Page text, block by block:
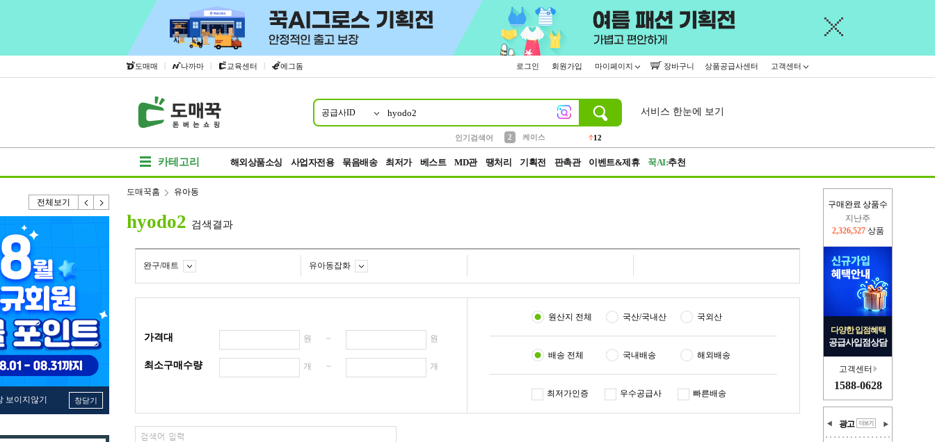
도매매 | 나까마 | 교육센터 | 에그돔 로그인 회원가입 마이페이지 장바구니 상품공급사센터 고객센터
공급사ID
인기검색어
2
케이스
12
서비스 한눈에 보기
카테고리 해외상품소싱 사업자전용 묶음배송 최저가 베스트 MD관 땡처리 기획전 판촉관 이벤트&제휴 꾹AI:추천
전체보기
보이지않기 창닫기
구매완료 상품수
지난주
2,326,527상품
이번주
다양한 입점혜택
공급사입점상담
고객센터
1588-0628
광고
도매꾹홈 유아동
hyodo2 검색결과
완구/매트 유아동잡화
가격대 원 ~ 원
최소구매수량 개 ~ 개
원산지 전체 국산/국내산 국외산
배송 전체 국내배송 해외배송
최저가인증 우수공급사 빠른배송